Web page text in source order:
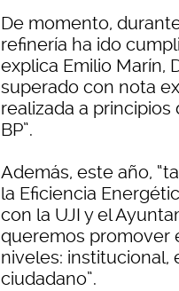
De momento,
refinería ha ido
explica Emilio Marín,
superado con nota
realizada a
BP”.
Además, este año,
la Eficiencia
con la UJI y el
queremos promover
niveles: institucional,
ciudadano”.